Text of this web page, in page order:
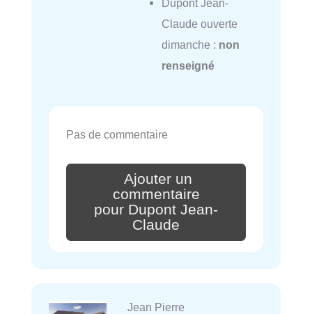
Dupont Jean-
Claude ouverte
dimanche : non
renseigné
Pas de commentaire
Ajouter un
commentaire
pour Dupont Jean-
Claude
Jean Pierre